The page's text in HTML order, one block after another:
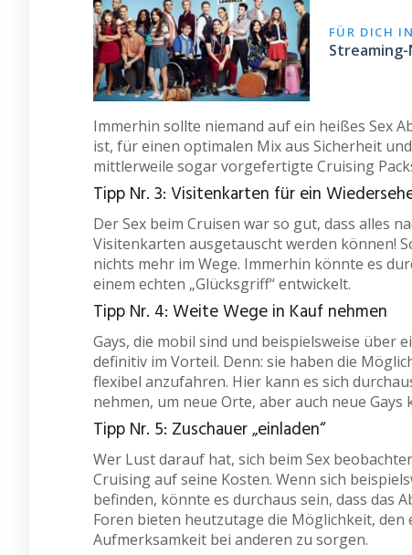
FÜR DICH
Immerhin sollte niemand auf ein heißes Sex
ist, für einen optimalen Mix aus Sicherheit
mittlerweile sogar vorgefertigte Cruising
Tipp Nr. 3: Visitenkarten für ein
Der Sex beim Cruisen war so gut, dass alles
Visitenkarten ausgetauscht werden können!
nichts mehr im Wege. Immerhin könnte es
einem echten „Glücksgriff“ entwickelt.
Tipp Nr. 4: Weite Wege in Kauf nehmen
Gays, die mobil sind und beispielsweise über
definitiv im Vorteil. Denn: sie haben die
flexibel anzufahren. Hier kann es sich
nehmen, um neue Orte, aber auch neue Gays
Tipp Nr. 5: Zuschauer „einladen“
Wer Lust darauf hat, sich beim Sex
Cruising auf seine Kosten. Wenn sich
befinden, könnte es durchaus sein, dass das
Foren bieten heutzutage die Möglichkeit,
Aufmerksamkeit bei anderen zu sorgen.